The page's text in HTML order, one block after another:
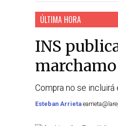
ÚLTIMA HORA
INS
Compra no se
Esteban Arrieta